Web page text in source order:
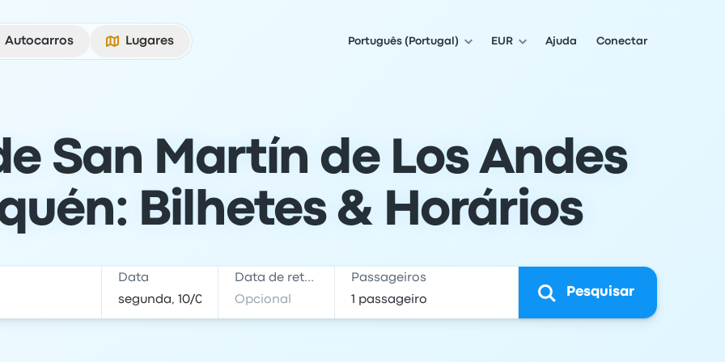
Autocarros
Lugares Português (Portugal) EUR Ajuda Conectar
San Martín de Los Andes
Bilhetes & Horários
Data Data de retorno Passageiros
Pesquisar